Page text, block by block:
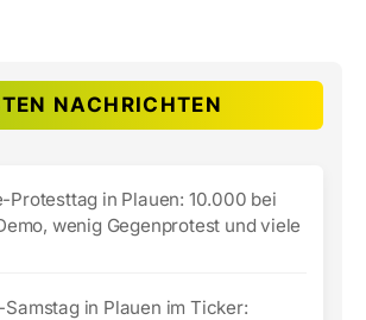
NACHRICHTEN
Protesttag in Plauen: 10.000 bei
wenig Gegenprotest und viele
Samstag in Plauen im Ticker: